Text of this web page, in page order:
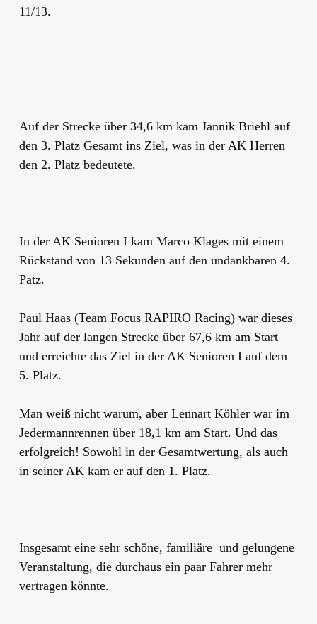
11/13.
Auf der Strecke über 34,6 km kam Jannik Briehl auf
den 3. Platz Gesamt ins Ziel, was in der AK Herren
den 2. Platz bedeutete.
In der AK Senioren I kam Marco Klages mit einem
Rückstand von 13 Sekunden auf den undankbaren 4.
Patz.
Paul Haas (Team Focus RAPIRO Racing) war dieses
Jahr auf der langen Strecke über 67,6 km am Start
und erreichte das Ziel in der AK Senioren I auf dem
5. Platz.
Man weiß nicht warum, aber Lennart Köhler war im
Jedermannrennen über 18,1 km am Start. Und das
erfolgreich! Sowohl in der Gesamtwertung, als auch
in seiner AK kam er auf den 1. Platz.
Insgesamt eine sehr schöne, familiäre und gelungene
Veranstaltung, die durchaus ein paar Fahrer mehr
vertragen könnte.